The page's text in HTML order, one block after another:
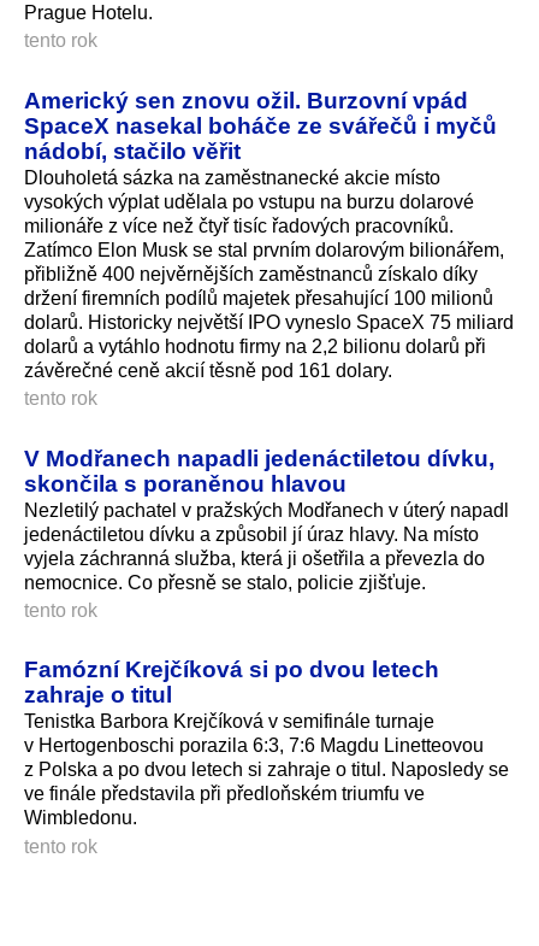
Prague Hotelu.
tento rok
Americký sen znovu ožil. Burzovní vpád
SpaceX nasekal boháče ze svářečů i myčů
nádobí, stačilo věřit
Dlouholetá sázka na zaměstnanecké akcie místo
vysokých výplat udělala po vstupu na burzu dolarové
milionáře z více než čtyř tisíc řadových pracovníků.
Zatímco Elon Musk se stal prvním dolarovým bilionářem,
přibližně 400 nejvěrnějších zaměstnanců získalo díky
držení firemních podílů majetek přesahující 100 milionů
dolarů. Historicky největší IPO vyneslo SpaceX 75 miliard
dolarů a vytáhlo hodnotu firmy na 2,2 bilionu dolarů při
závěrečné ceně akcií těsně pod 161 dolary.
tento rok
V Modřanech napadli jedenáctiletou dívku,
skončila s poraněnou hlavou
Nezletilý pachatel v pražských Modřanech v úterý napadl
jedenáctiletou dívku a způsobil jí úraz hlavy. Na místo
vyjela záchranná služba, která ji ošetřila a převezla do
nemocnice. Co přesně se stalo, policie zjišťuje.
tento rok
Famózní Krejčíková si po dvou letech
zahraje o titul
Tenistka Barbora Krejčíková v semifinále turnaje
v Hertogenboschi porazila 6:3, 7:6 Magdu Linetteovou
z Polska a po dvou letech si zahraje o titul. Naposledy se
ve finále představila při předloňském triumfu ve
Wimbledonu.
tento rok